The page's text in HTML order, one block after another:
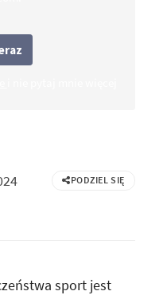
PODZIEL SIĘ
sport jest